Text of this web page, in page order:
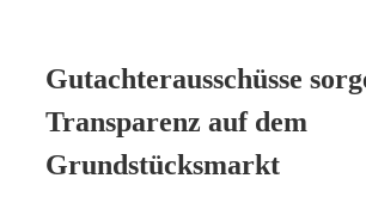
Gutachterausschüsse
Transparenz auf dem
Grundstücksmarkt